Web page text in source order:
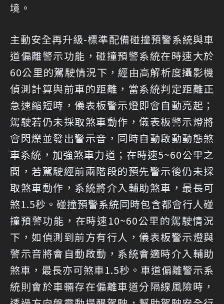
境。
主動安全再升級-標準配備碰撞預警系統與車
道偏離警示功能，碰撞預警系統在時速大於
60公里的駕駛情況下，經由高解析度攝影機
偵測計算與前車的距離，當系統判定距離正
急速縮短時，儀表板警示燈即會自動亮起；
駕駛若仍未採取煞車動作，儀表板警示燈將
會閃爍並發出警示音，同時自動啟動動態煞
車系統，加強煞車力道；在時速5~60公里之
間，若駕駛經前兩階段的預先警示後仍未採
取煞車動作，系統將介入輔助煞車，最長可
煞1.5秒。碰撞預警系統同時包含都會行人碰
撞預警功能，在時速10~60公里的駕駛情況
下，如偵測到前方有行人，儀表板警示燈與
警示音將會自動啟動，系統會適時介入輔助
煞車，最長亦可煞車1.5秒。車道偏離警示系
統則會於車輛存在偏離車道分隔線風險時，